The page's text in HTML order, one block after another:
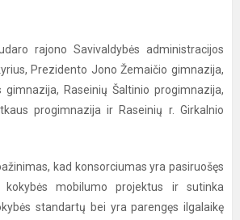
rajono Savivaldybės administracijos
Prezidento Jono Žemaičio gimnazija,
gimnazija, Raseinių Šaltinio progimnazija,
progimnazija ir Raseinių r. Girkalnio
kad konsorciumas yra pasiruošęs
kokybės mobilumo projektus ir sutinka
standartų bei yra parengęs ilgalaikę